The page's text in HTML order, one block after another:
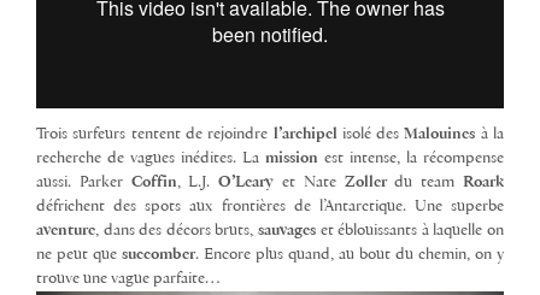
Trois surfeurs tentent de rejoindre l’archipel isolé desMalouines à la
recherche de vagues inédites. La mission est intense, la récompense
aussi. Parker Coffin, L.J.O’Leary et Nate Zollerdu teamRoark
défrichent des spots aux frontières de l’Antarctique. Une superbe
aventure, dans des décors bruts, sauvages et éblouissants à laquelle on
ne peut que succomber. Encore plus quand, au bout du chemin, on y
trouve une vague parfaite…